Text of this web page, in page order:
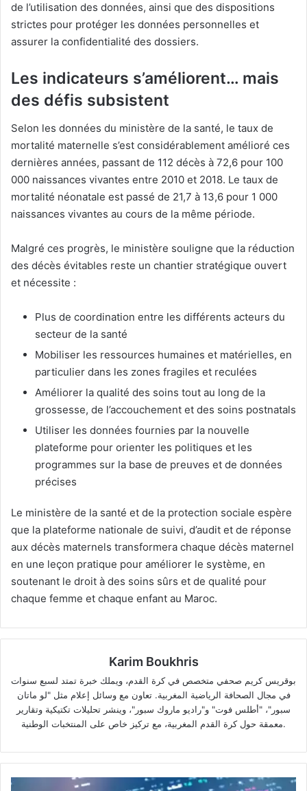
de l’utilisation des données, ainsi que des dispositions
strictes pour protéger les données personnelles et
assurer la confidentialité des dossiers.
Les indicateurs s’améliorent… mais
des défis subsistent
Selon les données du ministère de la santé, le taux de
mortalité maternelle s’est considérablement amélioré ces
dernières années, passant de 112 décès à 72,6 pour 100
000 naissances vivantes entre 2010 et 2018. Le taux de
mortalité néonatale est passé de 21,7 à 13,6 pour 1 000
naissances vivantes au cours de la même période.
Malgré ces progrès, le ministère souligne que la réduction
des décès évitables reste un chantier stratégique ouvert
et nécessite :
Plus de coordination entre les différents acteurs du
secteur de la santé
Mobiliser les ressources humaines et matérielles, en
particulier dans les zones fragiles et reculées
Améliorer la qualité des soins tout au long de la
grossesse, de l’accouchement et des soins postnatals
Utiliser les données fournies par la nouvelle
plateforme pour orienter les politiques et les
programmes sur la base de preuves et de données
précises
Le ministère de la santé et de la protection sociale espère
que la plateforme nationale de suivi, d’audit et de réponse
aux décès maternels transformera chaque décès maternel
en une leçon pratique pour améliorer le système, en
soutenant le droit à des soins sûrs et de qualité pour
chaque femme et chaque enfant au Maroc.
Karim Boukhris
بوقريس كريم صحفي متخصص في كرة القدم، ويملك خبرة تمتد لسبع سنوات
في مجال الصحافة الرياضية المغربية. تعاون مع وسائل إعلام مثل "لو ماتان
سبور"، "أطلس فوت" و"راديو ماروك سبور"، وينشر تحليلات تكتيكية وتقارير
معمقة حول كرة القدم المغربية، مع تركيز خاص على المنتخبات الوطنية.
Les